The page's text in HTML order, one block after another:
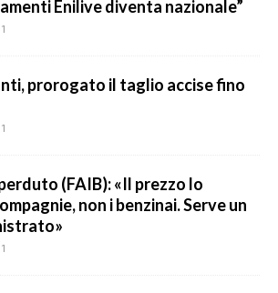
Enilive diventa nazionale”
1
prorogato il taglio accise fino
1
(FAIB): «Il prezzo lo
non i benzinai. Serve un
1